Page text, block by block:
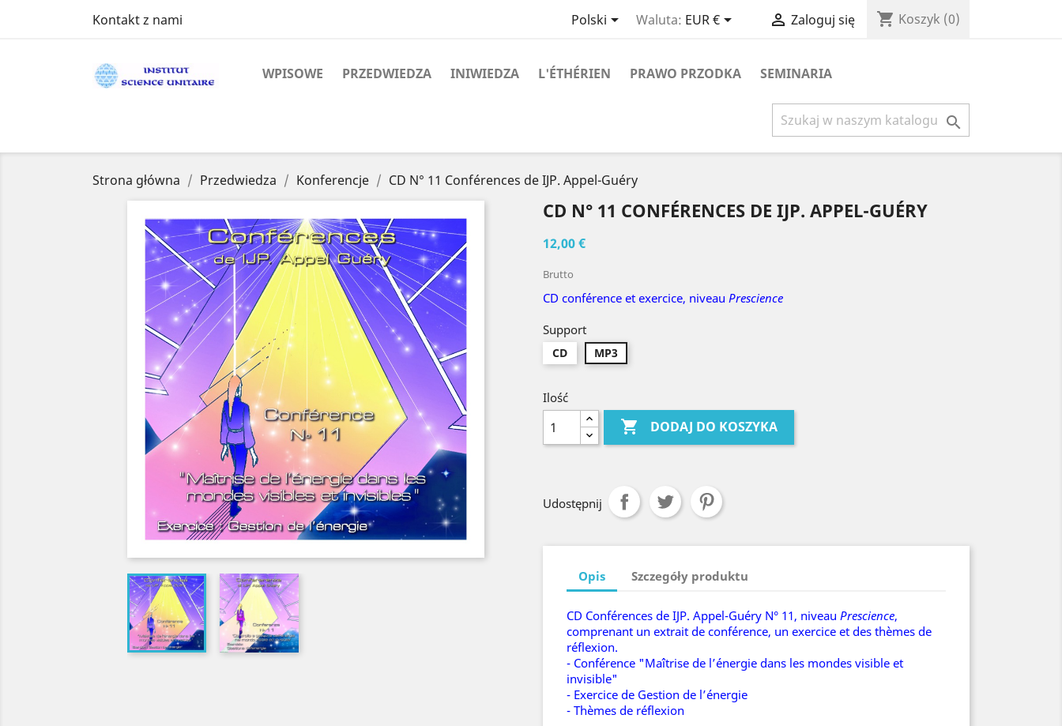
Kontakt z nami Polski Waluta: EUR €  Zaloguj się shopping_cart Koszyk (0)
WPISOWE PRZEDWIEDZA INIWIEDZA L'ÉTHÉRIEN PRAWO PRZODKA SEMINARIA

Strona główna Przedwiedza Konferencje CD N° 11 Conférences de IJP. Appel-Guéry
CD N° 11 CONFÉRENCES DE IJP. APPEL-GUÉRY
12,00 €
Brutto
CD conférence et exercice, niveau Prescience
Support
CD MP3
Ilość
 DODAJ DO KOSZYKA
Udostępnij
Opis Szczegóły produktu
CD Conférences de IJP. Appel-Guéry N° 11, niveau Prescience,
comprenant un extrait de conférence, un exercice et des thèmes de
réflexion.
- Conférence "Maîtrise de l’énergie dans les mondes visible et
invisible"
- Exercice de Gestion de l’énergie
- Thèmes de réflexion